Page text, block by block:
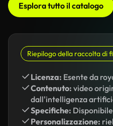
Esplora tutto il catalogo
Riepilogo della raccolta di
Licenza: Esente da
Contenuto: video
dall'intelligenza
Specifiche:
Personalizzazione: